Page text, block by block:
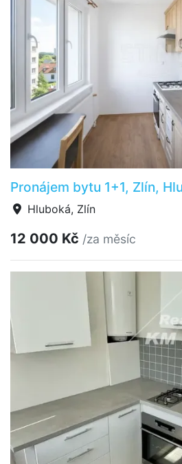
Pronájem bytu 1+1, Zlín,
Hluboká, Zlín
12 000 Kč /za měsíc